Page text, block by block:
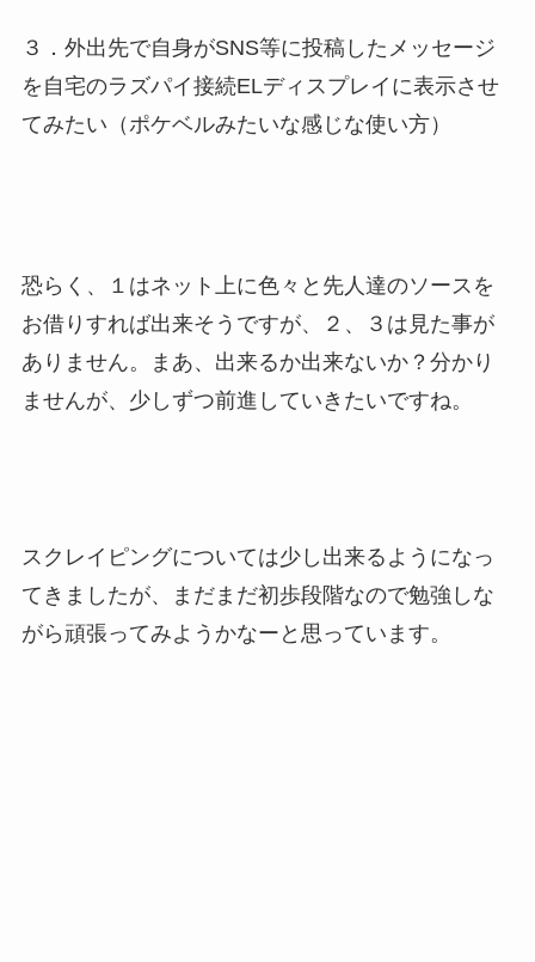
３．外出先で自身がSNS等に投稿したメッセージ
を自宅のラズパイ接続ELディスプレイに表示させ
てみたい（ポケベルみたいな感じな使い方）
恐らく、１はネット上に色々と先人達のソースを
お借りすれば出来そうですが、２、３は見た事が
ありません。まあ、出来るか出来ないか？分かり
ませんが、少しずつ前進していきたいですね。
スクレイピングについては少し出来るようになっ
てきましたが、まだまだ初歩段階なので勉強しな
がら頑張ってみようかなーと思っています。